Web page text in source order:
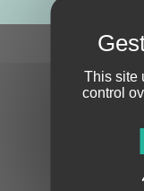
This site
control